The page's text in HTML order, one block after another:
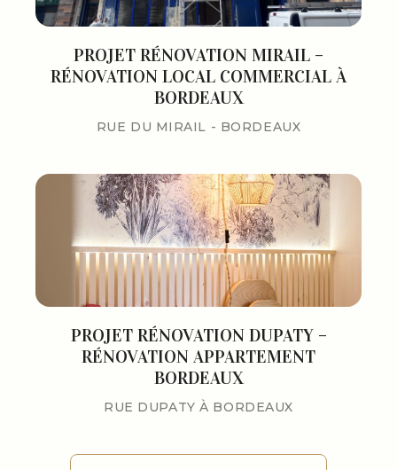
PROJET RÉNOVATION MIRAIL –
RÉNOVATION LOCAL COMMERCIAL À
BORDEAUX
RUE DU MIRAIL - BORDEAUX
PROJET RÉNOVATION DUPATY –
RÉNOVATION APPARTEMENT
BORDEAUX
RUE DUPATY À BORDEAUX